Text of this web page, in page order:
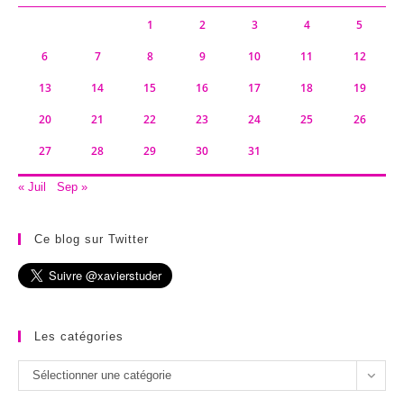
1 2 3 4 5
6 7 8 9 10 11 12
13 14 15 16 17 18 19
20 21 22 23 24 25 26
27 28 29 30 31
« Juil Sep »
Ce blog sur Twitter
Les catégories
Les
catégories
Sélectionner une catégorie